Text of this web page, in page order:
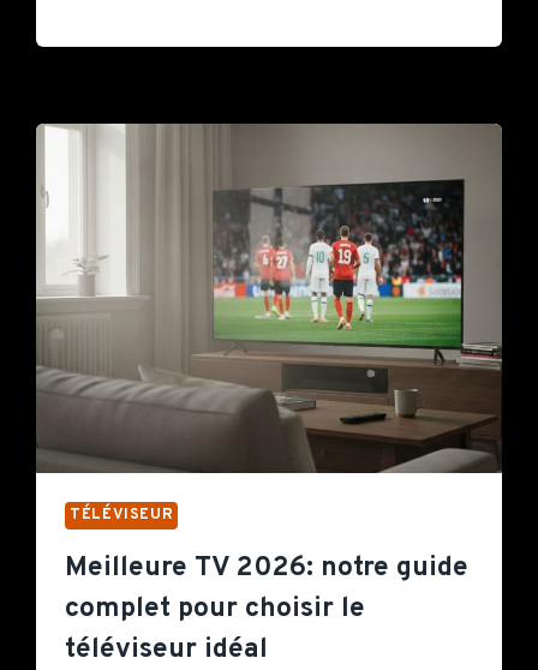
TÉLÉVISEUR
Meilleure TV 2026: notre guide
complet pour choisir le
téléviseur idéal